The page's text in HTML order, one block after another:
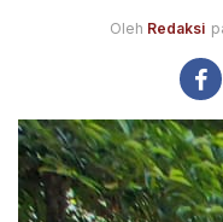
Oleh Redaksi